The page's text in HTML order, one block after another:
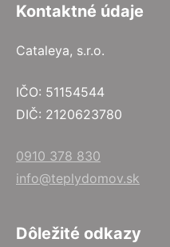
Kontaktné údaje
Cataleya, s.r.o.
IČO: 51154544
DIČ: 2120623780
0910 378 830
info@teplydomov.sk
Dôležité odkazy